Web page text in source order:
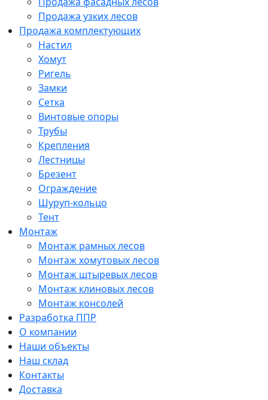
Продажа узких лесов
Продажа комплектующих
Настил
Хомут
Ригель
Замки
Сетка
Винтовые опоры
Трубы
Крепления
Лестницы
Брезент
Ограждение
Шуруп-кольцо
Тент
Монтаж
Монтаж рамных лесов
Монтаж хомутовых лесов
Монтаж штыревых лесов
Монтаж клиновых лесов
Монтаж консолей
Разработка ППР
О компании
Наши объекты
Наш склад
Контакты
Доставка